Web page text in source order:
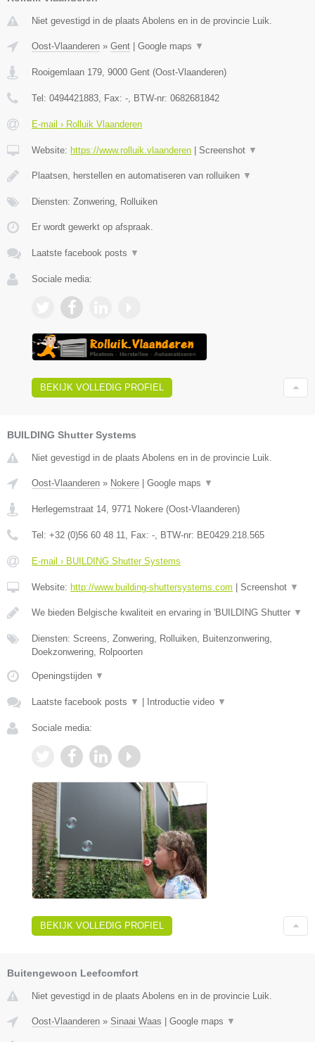
Niet gevestigd in de plaats Abolens en in de provincie Luik.
Oost-Vlaanderen » Gent Google maps ▼
Rooigemlaan 179, 9000 Gent (Oost-Vlaanderen)
Tel: 0494421883, Fax: -, BTW-nr: 0682681842
E-mail › Rolluik Vlaanderen
Website: https://www.rolluik.vlaanderen Screenshot ▼
Plaatsen, herstellen en automatiseren van rolluiken ▼
Diensten: Zonwering, Rolluiken
Er wordt gewerkt op afspraak.
Laatste facebook posts ▼
Sociale media:
BEKIJK VOLLEDIG PROFIEL
BUILDING Shutter Systems
Niet gevestigd in de plaats Abolens en in de provincie Luik.
Oost-Vlaanderen » Nokere Google maps ▼
Herlegemstraat 14 9771 Nokere (Oost-Vlaanderen)
Tel: +32 (0)56 60 48 11 , Fax: - , BTW-nr: BE0429.218.565
E-mail › BUILDING Shutter Systems
Website: http://www.building-shuttersystems.com Screenshot ▼
We bieden Belgische kwaliteit en ervaring in 'BUILDING Shutter ▼
Diensten: Screens, Zonwering, Rolluiken, Buitenzonwering,
Doekzonwering, Rolpoorten
Openingstijden ▼
Laatste facebook posts ▼ Introductie video ▼
Sociale media:
BEKIJK VOLLEDIG PROFIEL
Buitengewoon Leefcomfort
Niet gevestigd in de plaats Abolens en in de provincie Luik.
Oost-Vlaanderen » Sinaai Waas | Google maps ▼